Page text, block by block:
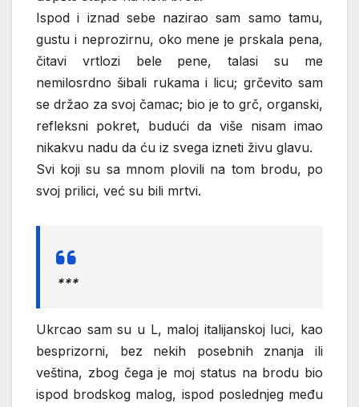
Ispod i iznad sebe nazirao sam samo tamu,
gustu i neprozirnu, oko mene je prskala pena,
čitavi vrtlozi bele pene, talasi su me
nemilosrdno šibali rukama i licu; grčevito sam
se držao za svoj čamac; bio je to grč, organski,
refleksni pokret, budući da više nisam imao
nikakvu nadu da ću iz svega izneti živu glavu.
Svi koji su sa mnom plovili na tom brodu, po
svoj prilici, već su bili mrtvi.
***
Ukrcao sam su u L, maloj italijanskoj luci, kao
besprizorni, bez nekih posebnih znanja ili
veština, zbog čega je moj status na brodu bio
ispod brodskog malog, ispod poslednjeg među